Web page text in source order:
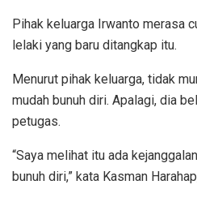
Pihak keluarga Irwanto merasa
lelaki yang baru ditangkap itu.
Menurut pihak keluarga, tidak
mudah bunuh diri. Apalagi, dia
petugas.
“Saya melihat itu ada
bunuh diri,” kata Kasman